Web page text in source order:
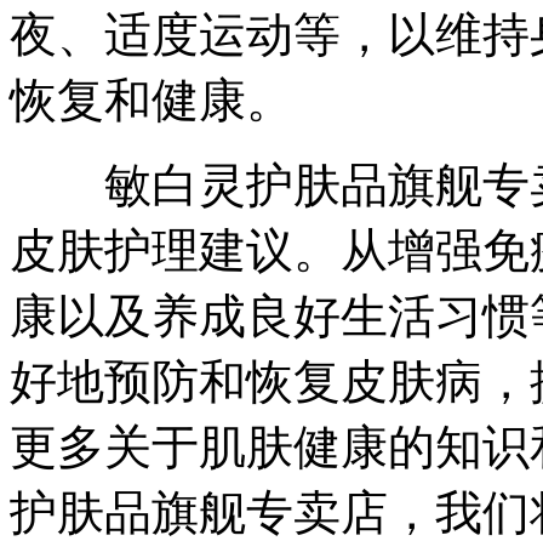
夜、适度运动等，以维
恢复和健康。
敏白灵护肤品旗舰专
皮肤护理建议。从增强
康以及养成良好生活习
好地预防和恢复皮肤病
更多关于肌肤健康的知
护肤品旗舰专卖店，我